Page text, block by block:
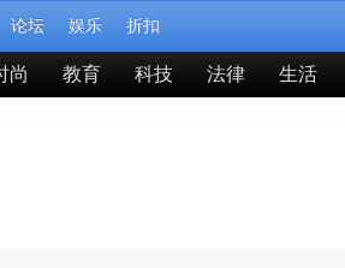
论坛 娱乐 折扣
尚 教育 科技 法律 生活